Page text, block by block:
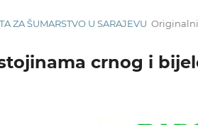
ZA ŠUMARSTVO U SARAJEVU
crnog i